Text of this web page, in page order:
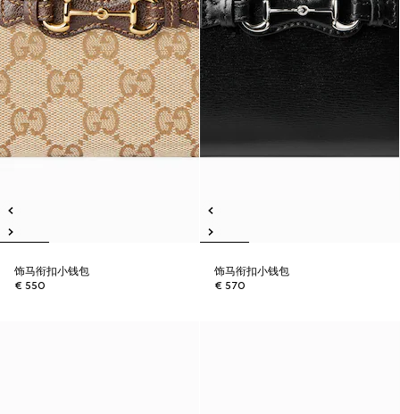
饰马衔扣小钱包
€ 550
饰马衔扣小钱包
€ 570